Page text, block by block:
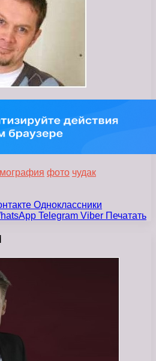
фото чудак
Одноклассники
Telegram Viber Печатать